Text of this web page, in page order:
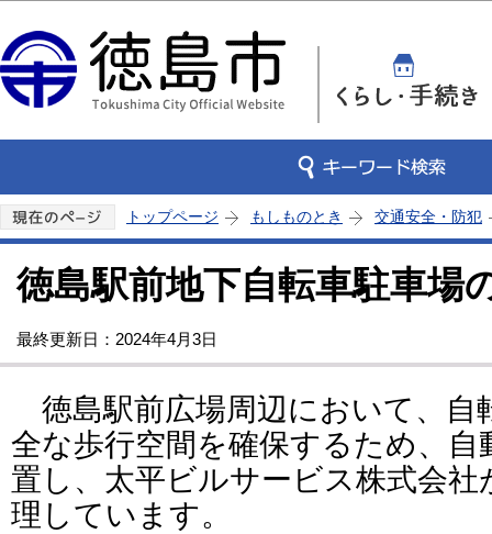
トップページ もしものとき 交通安全・防犯
徳島駅前地下自転車駐車場
最終更新日：2024年4月3日
徳島駅前広場周辺において、自
全な歩行空間を確保するため、自
置し、太平ビルサービス株式会
理しています。